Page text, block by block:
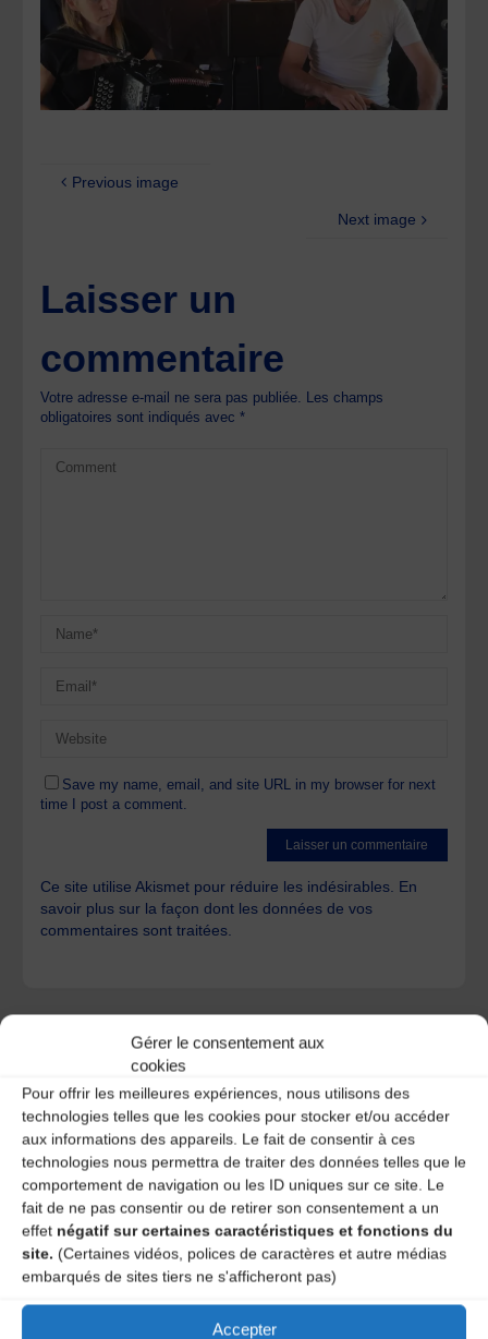
Gérer le consentement aux
cookies
Pour offrir les meilleures expériences, nous utilisons des
technologies telles que les cookies pour stocker et/ou accéder
aux informations des appareils. Le fait de consentir à ces
technologies nous permettra de traiter des données telles que le
comportement de navigation ou les ID uniques sur ce site. Le
fait de ne pas consentir ou de retirer son consentement a un
effet négatif sur certaines caractéristiques et fonctions du
site. (Certaines vidéos, polices de caractères et autre médias
embarqués de sites tiers ne s'afficheront pas)
Accepter
Previous image
Next image
Laisser un
commentaire
Votre adresse e-mail ne sera pas publiée. Les champs
obligatoires sont indiqués avec*
Save my name, email, and site URL in my browser for next
time I post a comment.
Ce site utilise Akismet pour réduire les indésirables. En
savoir plus sur la façon dont les données de vos
commentaires sont traitées
A DECOUVRIR :